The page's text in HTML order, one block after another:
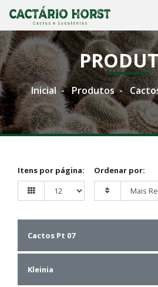
Inicial Produtos
Itens por página: Ordenar por:
Cactos Pt 07
Kleinia